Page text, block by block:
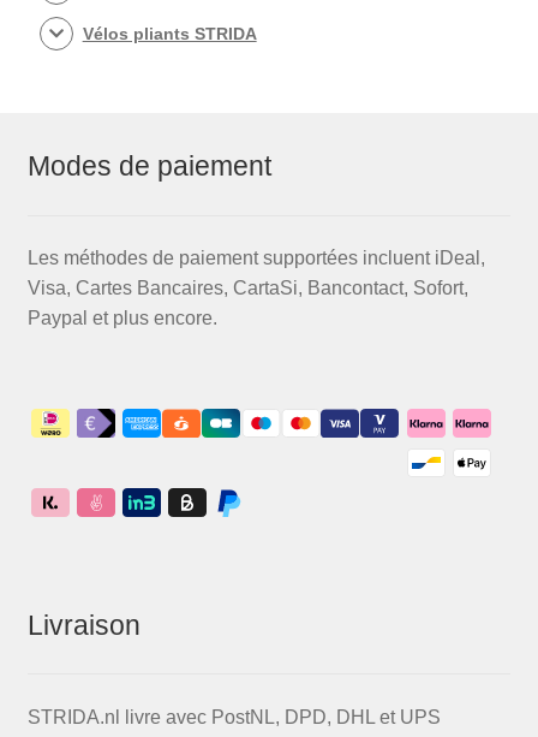
Vélos pliants STRIDA
Modes de paiement
Les méthodes de paiement supportées incluent iDeal,
Visa, Cartes Bancaires, CartaSi, Bancontact, Sofort,
Paypal et plus encore.
Livraison
STRIDA.nl livre avec PostNL, DPD, DHL et UPS